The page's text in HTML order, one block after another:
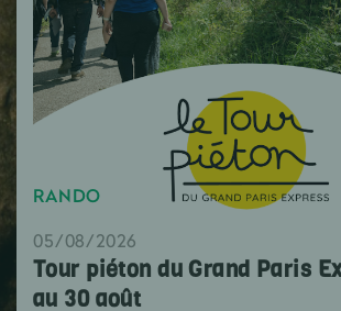
RANDO
05/08/2026
Tour piéton du Grand Paris
au 30 août